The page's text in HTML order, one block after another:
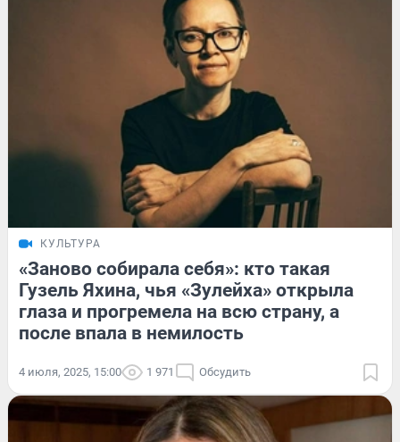
КУЛЬТУРА
«Заново собирала себя»: кто такая
Гузель Яхина, чья «Зулейха» открыла
глаза и прогремела на всю страну, а
после впала в немилость
4 июля, 2025, 15:00 1 971 Обсудить